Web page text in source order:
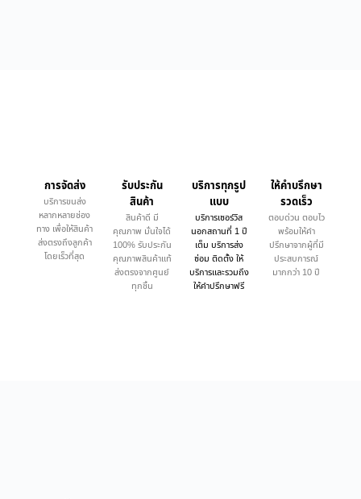
การจัดส่ง
บริการขนส่ง
หลากหลายช่อง
ทาง เพื่อให้สินค้า
ส่งตรงถึงลูกค้า
โดยเร็วที่สุด
รับประกัน
สินค้า
สินค้าดี มี
คุณภาพ มั่นใจได้
100% รับประกัน
คุณภาพสินค้าแท้
ส่งตรงจากศูนย์
ทุกชิ้น
บริการทุกรูป
แบบ
บริการเซอร์วิส
นอกสถานที่ 1 ปี
เต็ม บริการส่ง
ซ่อม ติดตั้ง ให้
บริการและรวมถึง
ให้คำปรึกษาฟรี
ให้คำบรึกษา
รวดเร็ว
ตอบด่วน ตอบไว
พร้อมให้คำ
ปรึกษาจากผู้ที่มี
ประสบการณ์
มากกว่า 10 ปี